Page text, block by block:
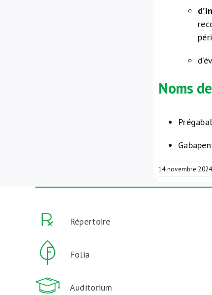
Noms
14 novembre 2024
Répertoire
Folia
Auditorium